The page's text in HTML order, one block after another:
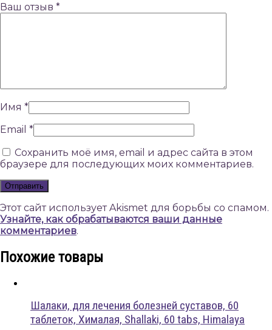
Ваш отзыв *
Имя *
Email *
Сохранить моё имя, email и адрес сайта в этом
браузере для последующих моих комментариев.
Этот сайт использует Akismet для борьбы со спамом.
Узнайте, как обрабатываются ваши данные
комментариев.
Похожие товары
Шалаки, для лечения болезней суставов, 60
таблеток, Хималая, Shallaki, 60 tabs, Himalaya